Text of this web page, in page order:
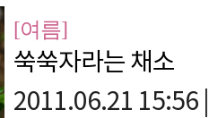
[여름]
쑥쑥자라는 채소
2011.06.21 15:56